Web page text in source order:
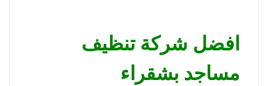
افضل شركة تنظيف
مساجد بشقراء